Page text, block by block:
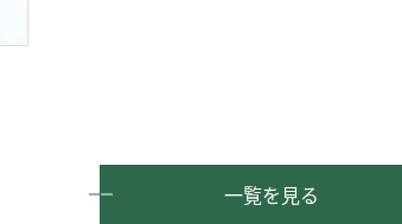
一覧を見る